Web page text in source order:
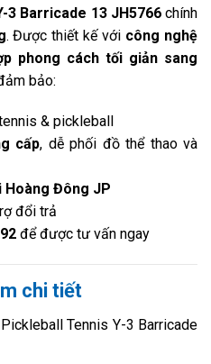
3 Barricade 13 JH5766chính
. Được thiết kế với công nghệ
phong cách tối giản sang
bảo:
& pickleball
cấp, dễ phối đồ thể thao và
Hoàng Đông JP
đổi trả
để được tư vấn ngay
chi tiết
Tennis Y-3 Barricade